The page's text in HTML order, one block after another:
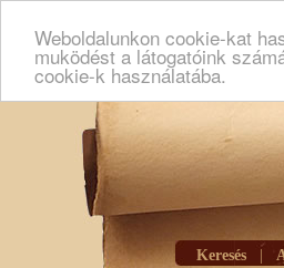
Weboldalunkon cookie-kat
muködést a látogatóink
cookie-k használatába.
Keresés